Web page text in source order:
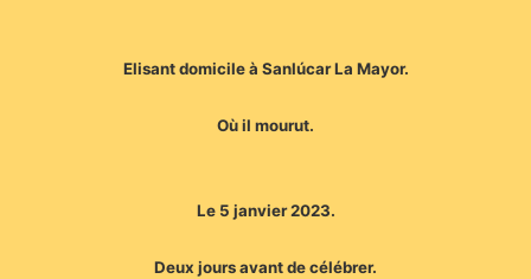
Elisant domicile à Sanlúcar La Mayor.
Où il mourut.
Le 5 janvier 2023.
Deux jours avant de célébrer.